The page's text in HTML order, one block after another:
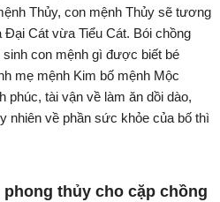
Thủy, con mệnh Thủy sẽ tương
Cát vừa Tiểu Cát. Bói chồng
con mệnh gì được biết bé
mẹ mệnh Kim bố mệnh Mộc
phúc, tài vận về làm ăn dồi dào,
nhiên về phần sức khỏe của bố thì
thủy cho cặp chồng